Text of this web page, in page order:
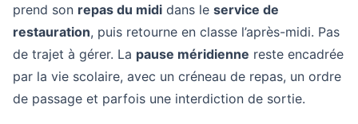
prend son repas du midi dans le service de
restauration, puis retourne en classe l’après-midi. Pas
de trajet à gérer. La pause méridienne reste encadrée
par la vie scolaire, avec un créneau de repas, un ordre
de passage et parfois une interdiction de sortie.